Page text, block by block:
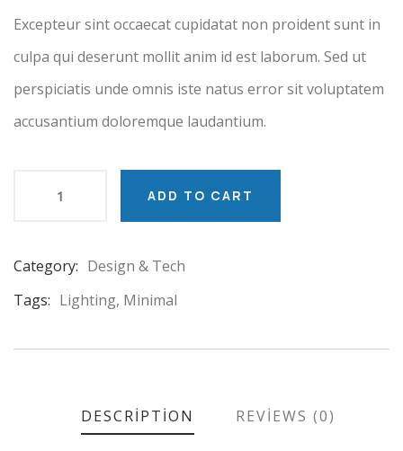
Excepteur sint occaecat cupidatat non proident sunt in
culpa qui deserunt mollit anim id est laborum. Sed ut
perspiciatis unde omnis iste natus error sit voluptatem
accusantium doloremque laudantium.
ADD TO CART
Category: Design & Tech
Tags: Lighting, Minimal
DESCRIPTION REVIEWS (0)